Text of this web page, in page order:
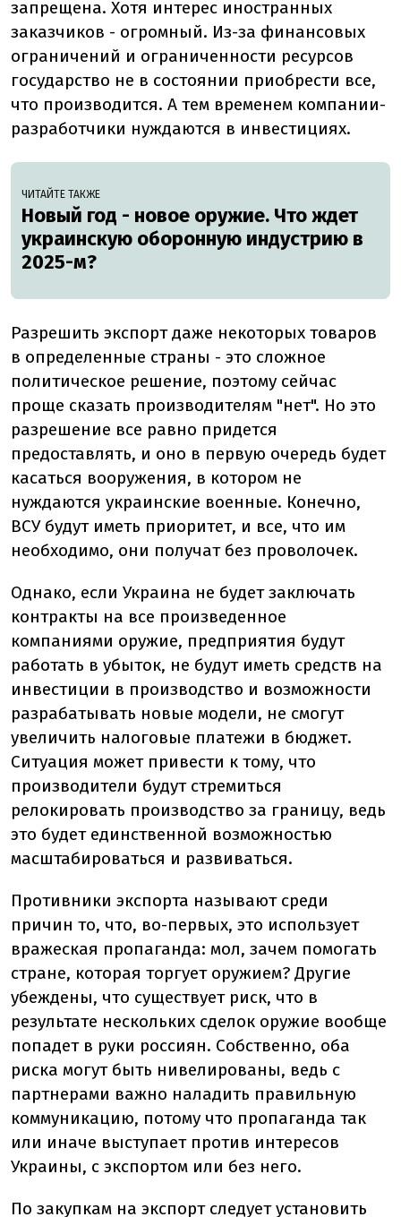
запрещена. Хотя интерес иностранных
заказчиков - огромный. Из-за финансовых
ограничений и ограниченности ресурсов
государство не в состоянии приобрести все,
что производится. А тем временем компании-
разработчики нуждаются в инвестициях.
ЧИТАЙТЕ ТАКЖЕ
Новый год - новое оружие. Что ждет
украинскую оборонную индустрию в
2025-м?
Разрешить экспорт даже некоторых товаров
в определенные страны - это сложное
политическое решение, поэтому сейчас
проще сказать производителям "нет". Но это
разрешение все равно придется
предоставлять, и оно в первую очередь будет
касаться вооружения, в котором не
нуждаются украинские военные. Конечно,
ВСУ будут иметь приоритет, и все, что им
необходимо, они получат без проволочек.
Однако, если Украина не будет заключать
контракты на все произведенное
компаниями оружие, предприятия будут
работать в убыток, не будут иметь средств на
инвестиции в производство и возможности
разрабатывать новые модели, не смогут
увеличить налоговые платежи в бюджет.
Ситуация может привести к тому, что
производители будут стремиться
релокировать производство за границу, ведь
это будет единственной возможностью
масштабироваться и развиваться.
Противники экспорта называют среди
причин то, что, во-первых, это использует
вражеская пропаганда: мол, зачем помогать
стране, которая торгует оружием? Другие
убеждены, что существует риск, что в
результате нескольких сделок оружие вообще
попадет в руки россиян. Собственно, оба
риска могут быть нивелированы, ведь с
партнерами важно наладить правильную
коммуникацию, потому что пропаганда так
или иначе выступает против интересов
Украины, с экспортом или без него.
По закупкам на экспорт следует установить